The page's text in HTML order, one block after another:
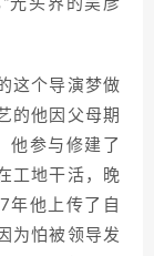
光头界的吴彦
这个导演梦做
的他因父母期
他参与修建了
工地干活，晚
年他上传了自
为怕被领导发